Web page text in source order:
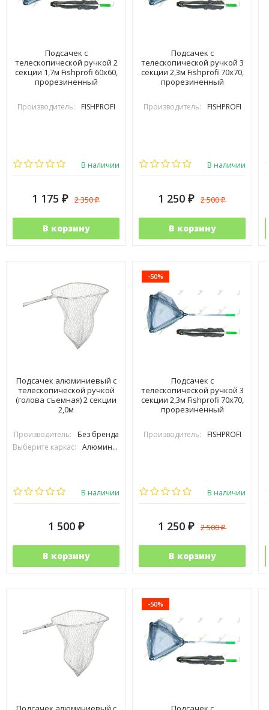
Подсачек с
телескопической ручкой 2
секции 1,7м Fishprofi 60х60,
прорезиненный
Производитель: FISHPROFI
В наличии
1 175 ₽ 2 350₽
В корзину
Подсачек с
телескопической ручкой 3
секции 2,3м Fishprofi 70х70,
прорезиненный
Производитель: FISHPROFI
В наличии
1 250 ₽ 2 500₽
В корзину
Подсачек алюминиевый с
телескопической ручкой
(голова съемная) 2 секции
2,0м
Производитель:
Без бренда
Выберите каркас:
Алюминиевый
В наличии
1 500 ₽
В корзину
-50%
Подсачек с
телескопической ручкой 3
секции 2,3м Fishprofi 70х70,
прорезиненный
Производитель: FISHPROFI
В наличии
1 250 ₽ 2 500₽
В корзину
-50%